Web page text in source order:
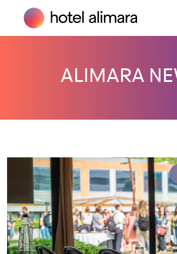
ALIMARA